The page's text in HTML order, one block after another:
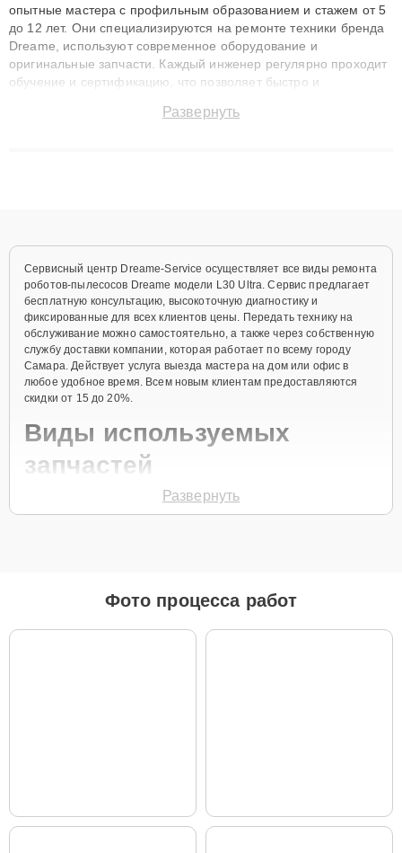
опытные мастера с профильным образованием и стажем от 5
до 12 лет. Они специализируются на ремонте техники бренда
Dreame, используют современное оборудование и
оригинальные запчасти. Каждый инженер регулярно проходит
обучение и сертификацию, что позволяет быстро и
сохранением гарантии до 3 лет. Наши мастера решают
Развернуть
Сервисный центр Dreame-Service осуществляет все виды ремонта
роботов-пылесосов Dreame модели L30 Ultra. Сервис предлагает
бесплатную консультацию, высокоточную диагностику и
фиксированные для всех клиентов цены. Передать технику на
обслуживание можно самостоятельно, а также через собственную
службу доставки компании, которая работает по всему городу
Самара. Действует услуга выезда мастера на дом или офис в
любое удобное время. Всем новым клиентам предоставляются
скидки от 15 до 20%.
Виды используемых
запчастей
Для ремонта робота-пылесоса модели L30 Ultra предлагаются как
Как определиться с выбором запчастей:
Если устройство свежей модели и есть планы на
высококачественные запчасти, будь это 100% оригинал, или
надежные аналоги проверенных и зарекомендовавших себя
Развернуть
Фото процесса работ